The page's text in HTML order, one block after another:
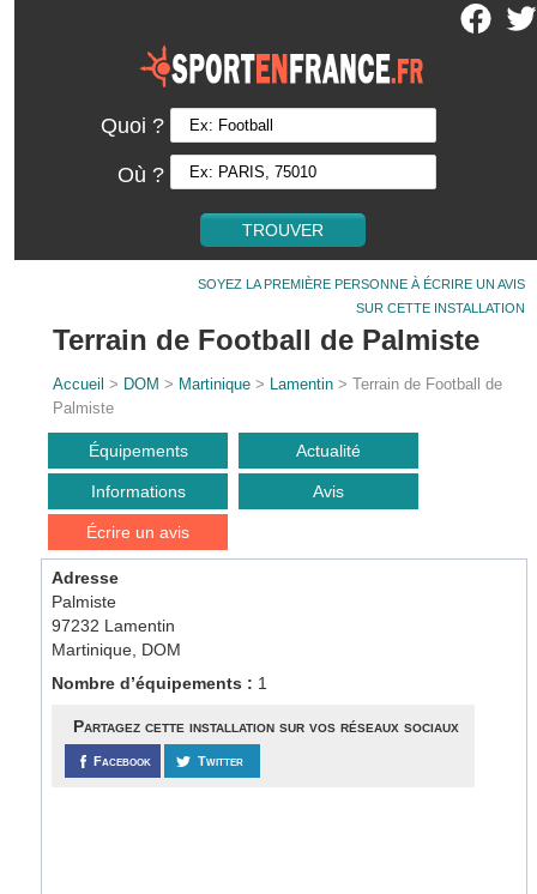
Quoi ?
Où ?
SOYEZ LA PREMIÈRE PERSONNE À ÉCRIRE UN AVIS
SUR CETTE INSTALLATION
Terrain de Football de Palmiste
Accueil > DOM > Martinique > Lamentin > Terrain de Football de
Palmiste
Équipements Actualité
Informations Avis
Écrire un avis
Adresse
Palmiste
97232 Lamentin
Martinique, DOM
Nombre d’équipements : 1
Partagez cette installation sur vos réseaux sociaux
Facebook Twitter